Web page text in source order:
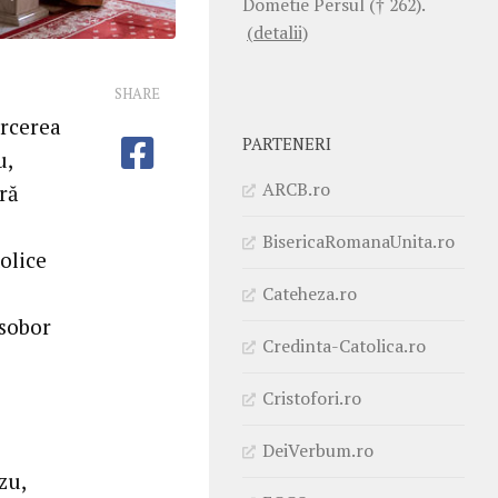
SHARE
(detalii)
PARTENERI
ARCB.ro
BisericaRomanaUnita.ro
Cateheza.ro
Credinta-Catolica.ro
Cristofori.ro
DeiVerbum.ro